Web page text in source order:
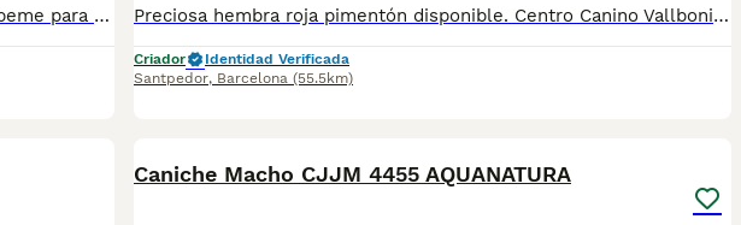
Preciosos caniches de varios colores disponibles Escríbeme para más información , Centro Canino Vallbonica es mucho más que un centro de cría , es una familia comprometida con el bienestar animal y la cria responsable, por ello todos nuestros bebés nacen y se crían en nuestras instalaciones , asegurando así un correcto desarrollo y una magnífica socialización, consiguiendo en cada ejemplar un carácter juguetón y extrovertido algo primordial para su adaptación como un miembro más en tu familia . Se entregan con el carnet de vacunas con el plan correspondiente a su edad , desparasitados y microchip implantado y activado en registro de Anicom. Facilitamos junto al cachorro contrato de compra con garantías víricas de 15 días y congénitas de 1 año . Contamos con un gran equipo de profesionales entre los que se encuentran educadores, auxiliares y Veterinarios ofreciendo los controles sanitarios necesarios así como continua vigilancia asegurando su bienestar . Hacemos envíos a toda España con empresa de transporte privado, proporcionando un viaje confortable y ofreciendo las atenciones necesarias a nuestros bebés . Si estás interesado en alguno de nuestros ejemplares solicita información sin compromiso al 722269698 . También atendemos vía WhatsApp . PRECIO REAL ( incluye el IVA) . Núcleo zoológico B 230063 Preciosa hembra roja pimentón disponible. Centro Canino Vallbonica es mucho más que un centro de cría , es una empresa comprometida con el bienestar animal y la cria responsable, por ello todos nuestros bebés nacen y se crían en nuestras instalaciones , asegurando así un correcto desarrollo y una magnífica socialización, consiguiendo en cada ejemplar un carácter juguetón y extrovertido algo primordial para su adaptación como un miembro más en tu familia . Se entregan con el carnet de vacunas con el plan correspondiente a su edad , desparasitados y microchip implantado y activado en registro de Anicom. Facilitamos junto al cachorro contrato de compra con garantías víricas de 15 días y congénitas de 1 año . Contamos con un gran equipo de profesionales entre los que se encuentran educadores, auxiliares y Veterinarios ofreciendo los controles sanitarios necesarios así como continua vigilancia asegurando su bienestar . Hacemos envíos a toda España con empresa de transporte privado, proporcionando un viaje confortable y ofreciendo las atenciones necesarias a nuestros bebés . Si estás interesado en alguno de nuestros ejemplares solicita información sin compromiso al 722269698 . También atendemos vía WhatsApp . PRECIO REAL ( incluye el IVA) . Núcleo zoológico B 230063
Criador
Identidad Verificada
Santpedor, Barcelona (55.5km)
Caniche Macho CJJM 4455 AQUANATURA